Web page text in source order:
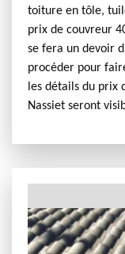
toiture en tôle,
prix de couvreur
se fera un devoir
procéder pour
les détails du prix
Nassiet seront